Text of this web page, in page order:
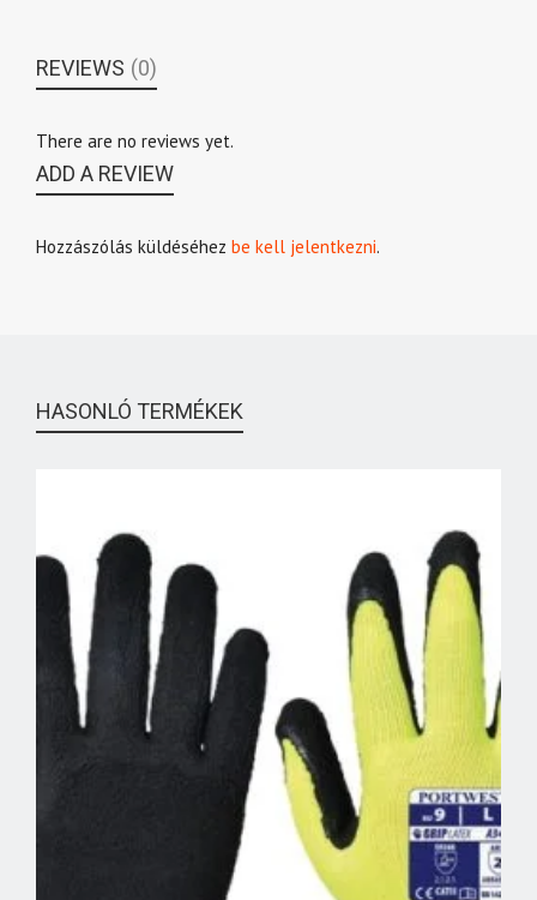
REVIEWS (0)
There are no reviews yet.
ADD A REVIEW
Hozzászólás küldéséhez be kell jelentkezni.
HASONLÓ TERMÉKEK